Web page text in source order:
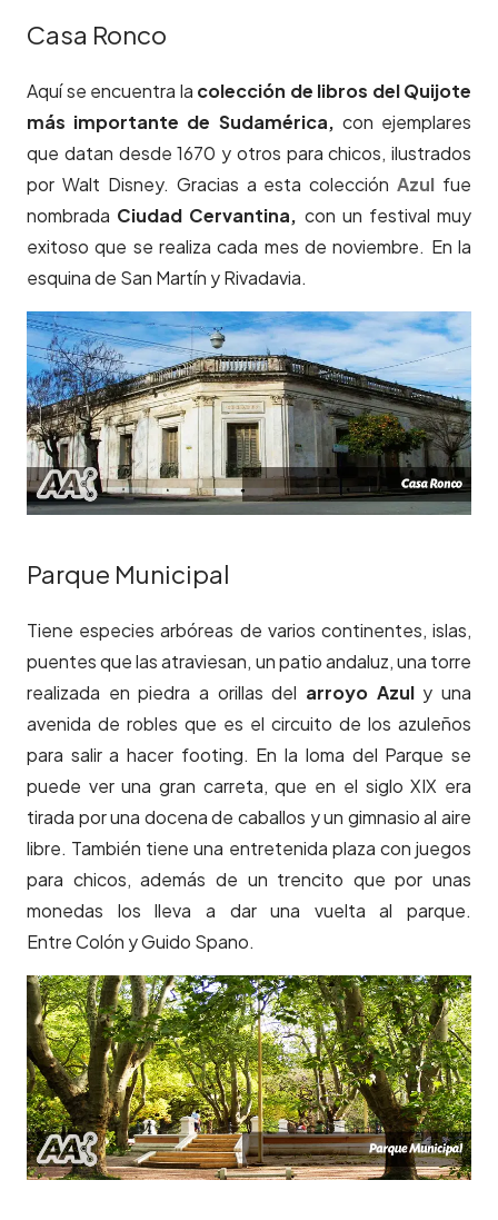
Casa Ronco
Aquí se encuentra la colección de libros del Quijote
más importante de Sudamérica, con ejemplares
que datan desde 1670 y otros para chicos, ilustrados
por Walt Disney. Gracias a esta colecciónAzul fue
nombrada Ciudad Cervantina, con un festival muy
exitoso que se realiza cada mes de noviembre. En la
esquina de San Martín y Rivadavia.
Parque Municipal
Tiene especies arbóreas de varios continentes, islas,
puentes que las atraviesan, un patio andaluz, una torre
realizada en piedra a orillas del arroyo Azuly una
avenida de robles que es el circuito de los azuleños
para salir a hacer footing. En la loma del Parque se
puede ver una gran carreta, que en el siglo XIX era
tirada por una docena de caballos y un gimnasio al aire
libre. También tiene una entretenida plaza con juegos
para chicos, además de un trencito que por unas
monedas los lleva a dar una vuelta al parque.
Entre Colón y Guido Spano.